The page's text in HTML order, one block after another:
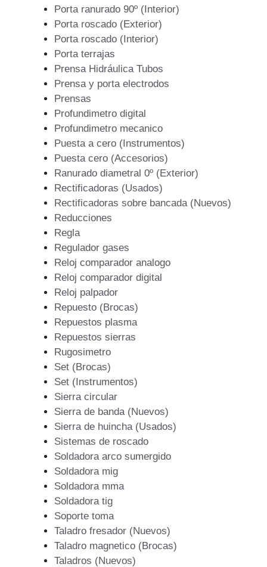
Porta ranurado 90º (Interior)
Porta roscado (Exterior)
Porta roscado (Interior)
Porta terrajas
Prensa Hidráulica Tubos
Prensa y porta electrodos
Prensas
Profundimetro digital
Profundimetro mecanico
Puesta a cero (Instrumentos)
Puesta cero (Accesorios)
Ranurado diametral 0º (Exterior)
Rectificadoras (Usados)
Rectificadoras sobre bancada (Nuevos)
Reducciones
Regla
Regulador gases
Reloj comparador analogo
Reloj comparador digital
Reloj palpador
Repuesto (Brocas)
Repuestos plasma
Repuestos sierras
Rugosimetro
Set (Brocas)
Set (Instrumentos)
Sierra circular
Sierra de banda (Nuevos)
Sierra de huincha (Usados)
Sistemas de roscado
Soldadora arco sumergido
Soldadora mig
Soldadora mma
Soldadora tig
Soporte toma
Taladro fresador (Nuevos)
Taladro magnetico (Brocas)
Taladros (Nuevos)